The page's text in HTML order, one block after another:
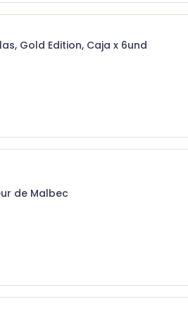
Gold Edition, Caja x 6und
de Malbec